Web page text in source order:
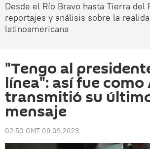
Desde el Río Bravo hasta Tierra del
reportajes y análisis sobre la
latinoamericana
"Tengo al
línea": así fue como
transmitió su
mensaje
02:50 GMT 09.09.2023